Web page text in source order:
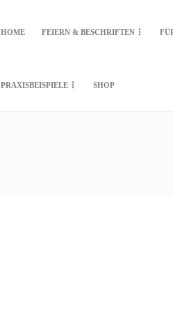
HOME FEIERN & BESCHRIFTEN
PRAXISBEISPIELE SHOP